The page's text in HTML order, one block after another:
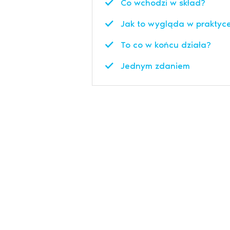
Co wchodzi w skład?
Jak to wygląda w
To co w końcu działa?
Jednym zdaniem